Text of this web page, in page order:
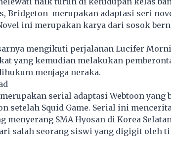
Bridgeton merupakan adaptasi seri
ini merupakan karya dari sosok
mengikuti perjalanan Lucifer
yang kemudian melakukan
menjaga neraka.
merupakan serial adaptasi Webtoon
setelah Squid Game. Serial ini
menyerang SMA Hyosan di Korea
salah seorang siswi yang digigit oleh